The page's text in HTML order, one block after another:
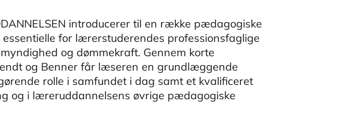
introducerer til en række pædagogiske
for lærerstuderendes professionsfaglige
og dømmekraft. Gennem korte
og Benner får læseren en grundlæggende
rolle i samfundet i dag samt et kvalificeret
og i læreruddannelsens øvrige pædagogiske